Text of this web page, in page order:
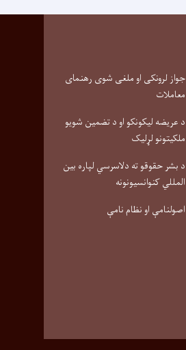
جواز لرونکی او ملغی شوی رهنمای
معاملات
د عریضه لیکونکو او د تضمین شویو
ملکیتونو لړلیک
د بشر حقوقو ته دلاسرسي لپاره بین
المللي کنوانسیونونه
اصولنامې او نظام نامې